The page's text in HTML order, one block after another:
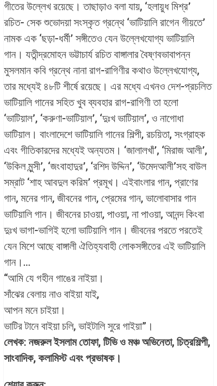
গীতের উল্লেখ রয়েছে। তাছাড়াও বলা যায়, ‘হলায়ুধ মিশ্র’
রচিত- সেক শুভোদয়া সংস্কৃত গ্রন্থে ‘ভাটিয়ালি রাগেন গীয়তে’
নামক এক ‘ছড়া-ধর্মী’ সঙ্গীতেও যেন উল্লেখযোগ্য ভাটিয়ালি
গান। যতীন্দ্রমোহন ভট্টাচার্য রচিত বাঙ্গালার বৈষ্ণবভাবাপন্ন
মুসলমান কবি গ্রন্থে নানা রাগ-রাগিণীর কথাও উল্লেখযোগ্য,
তার মধ্যেই ৪৮টি শীর্ষে রয়েছে। এর মধ্যে এখনও দেশ-প্রচলিত
ভাটিয়ালি গানের সহিত খুব ব্যবহার রাগ-রাগিণী তা হলো
‘ভাটিয়াল’, ‘করুণা-ভাটিয়াল’, ‘দুঃখ ভাটিয়াল’, ও নাগোধা
ভাটিয়াল। বাংলাদেশে ভাটিয়ালি গানের শিল্পী, রচয়িতা, সংগ্রাহক
এবং গীতিকারদের মধ্যেই অন্যতম। ‘জালালখাঁ’, ‘মিরাজ আলী’,
‘উকিল মুন্সী’, ‘জংবাহাদুর’, ‘রশিদ উদ্দিন’, ‘উমেদআলী’সহ বাউল
সম্রাট ‘শাহ আবদুল করিম’ প্রমূখ। এইবাংলার গান, প্রাণের
গান, মনের গান, জীবনের গান, প্রেমের গান, ভালোবাসার গান
ভাটিয়ালি গান। জীবনের চাওয়া, পাওয়া, না পাওয়া, আনন্দ কিংবা
দুঃখ ভাগা-ভাগিই হলো ভাটিয়ালি গান। জীবনের পরতে পরতেই
যেন মিশে আছে বাঙ্গালী ঐতিহ্যবাহী লোকসঙ্গীতের এই ভাটিয়ালি
গান।…
“আমি যে গহীন গাঙের নাইয়া।
সাঁঝের বেলায় নাও বাইয়া যাই,
আপন মনে চাইয়া।
ভাটির টানে বাইয়া চলি, ভাইটালি সুরে গাইয়া”।
লেখক: নজরুল ইসলাম তোফা, টিভি ও মঞ্চ অভিনেতা, চিত্রশিল্পী,
সাংবাদিক, কলামিস্ট এবং প্রভাষক।